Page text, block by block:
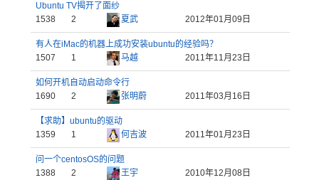
Ubuntu TV揭开了面纱
1538
2 夏武 2012年01月09日
有人在iMac的机器上成功安装ubuntu的经验吗？
1507
1 马越 2011年11月23日
如何开机自动启动命令行
1690
2 张明蔚 2011年03月16日
【求助】ubuntu的驱动
1359
1 何吉波 2011年01月23日
问一个centosOS的问题
1388
2 王宇 2010年12月08日